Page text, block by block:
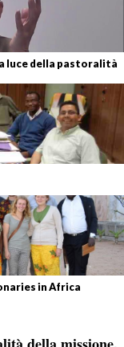
luce della pastoralità
in Africa